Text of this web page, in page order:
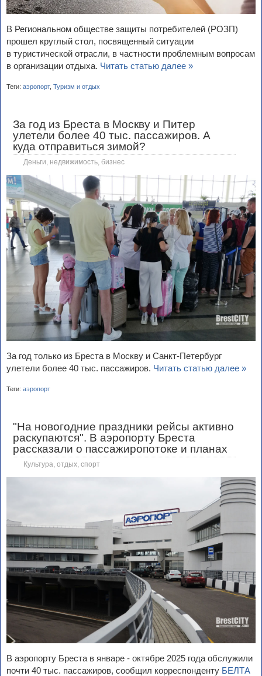
В Региональном обществе защиты потребителей (РОЗП)
прошел круглый стол, посвященный ситуации
в туристической отрасли, в частности проблемным вопросам
в организации отдыха. Читать статью далее »
Теги: аэропорт, Туризм и отдых
За год из Бреста в Москву и Питер
улетели более 40 тыс. пассажиров. А
куда отправиться зимой?
Деньги, недвижимость, бизнес
За год только из Бреста в Москву и Санкт-Петербург
улетели более 40 тыс. пассажиров. Читать статью далее »
Теги: аэропорт
"На новогодние праздники рейсы активно
раскупаются". В аэропорту Бреста
рассказали о пассажиропотоке и планах
Культура, отдых, спорт
В аэропорту Бреста в январе - октябре 2025 года обслужили
почти 40 тыс. пассажиров, сообщил корреспонденту БЕЛТА